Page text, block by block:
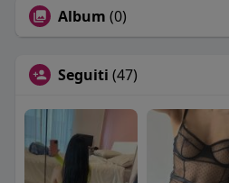
Album (0)
Seguiti (47)